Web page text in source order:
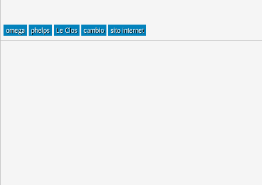
omega phelps Le Clos cambio sito internet